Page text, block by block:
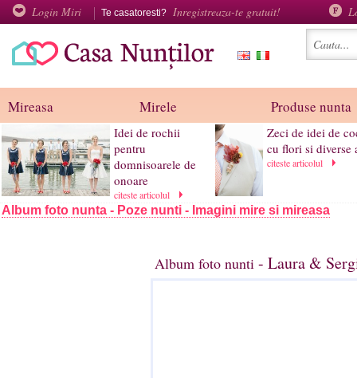
Login Miri Te casatoresti? Inregistreaza-te gratuit!
Mireasa Mirele Produse nunta
Idei de rochii
pentru
domnisoarele de
onoare
citeste articolul
Zeci de idei de
cu flori si diverse
citeste articolul
Album foto nunta - Poze nunti - Imagini mire si mireasa
Album foto nunti - Laura &